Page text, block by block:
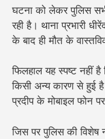
घटना को लेकर पुलिस
रही है। थाना प्रभारी
के बाद ही मौत के
फिलहाल यह स्पष्ट नहीं
किसी अन्य कारण से हुई
प्रदीप के मोबाइल फोन
जिस पर पुलिस की